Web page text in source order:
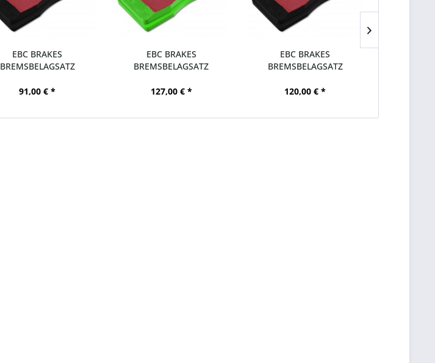
EBC BRAKES
BREMSBELAGSATZ
91,00 € *
EBC BRAKES
BREMSBELAGSATZ
127,00 € *
EBC BRAKES
BREMSBELAGSATZ
120,00 € *